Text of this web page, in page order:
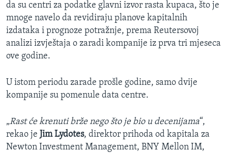
da su centri za podatke glavni izvor rasta kupaca, što je
mnoge navelo da revidiraju planove kapitalnih
izdataka i prognoze potražnje, prema Reutersovoj
analizi izvještaja o zaradi kompanije iz prva tri mjeseca
ove godine.
U istom periodu zarade prošle godine, samo dvije
kompanije su pomenule data centre.
„Rast će krenuti brže nego što je bio u decenijama“,
rekao je Jim Lydotes, direktor prihoda od kapitala za
Newton Investment Management, BNY Mellon IM,